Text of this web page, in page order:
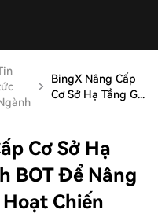
BingX Nâng Cấp
Cơ Sở Hạ Tầng G...
Cơ Sở Hạ
BOT Để Nâng
Chiến